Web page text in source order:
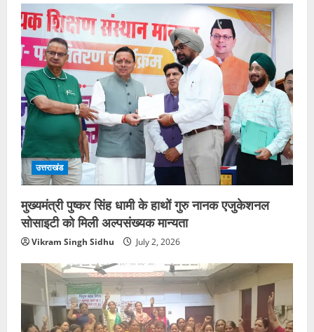
उत्तराखंड
मुख्यमंत्री पुष्कर सिंह धामी के हाथों गुरु नानक एजुकेशनल
सोसाइटी को मिली अल्पसंख्यक मान्यता
Vikram Singh Sidhu July 2, 2026